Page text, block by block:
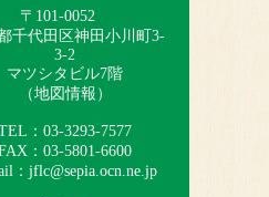
〒101-0052
千代田区神田小川町3-
3-2
マツシタビル7階
（地図情報 ）
：03-3293-7577
：03-5801-6600
： jflc@sepia.ocn.ne.jp